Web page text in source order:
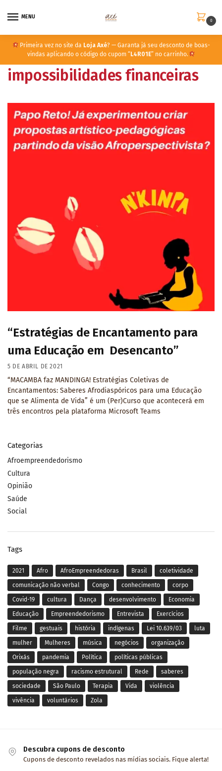
MENU
0
Primeira vez no site da Loja Axé? — Garanta já seu desconto de boas-
vindas aplicando o código do cupom “ L4R01E” no carrinho.
impossibilidades financeiras
“Estratégias de Encantamento para
uma Educação em Desencanto”
5 DE ABRIL DE 2021
“MACAMBA faz MANDINGA! Estratégias Coletivas de
Encantamentos: Saberes Afrodiaspóricos para uma Educação
que se Alimenta de Vida” é um (Per)Curso que acontecerá em
três encontros pela plataforma Microsoft Teams
Categorias
Afroempreendedorismo
Cultura
Opinião
Saúde
Social
Tags
2021 Afro AfroEmpreendedoras Brasil coletividade
comunicação não verbal Congo conhecimento corpo
Covid-19 cultura Dança desenvolvimento Economia
Educação Empreendedorismo Entrevista Exercícios
Filme gestuais história indígenas Lei 10.639/03 luta
mulher Mulheres música negócios organização
Orixás pandemia Política políticas públicas
população negra racismo estrutural Rede saberes
sociedade São Paulo Terapia Vida violência
vivência voluntários Zola
Descubra cupons de desconto
Cupons de desconto revelados nas mídias sociais. Fique alerta!